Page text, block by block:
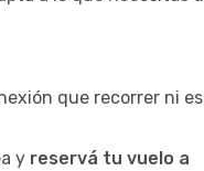
que recorrer ni
y reservá tu vuelo a